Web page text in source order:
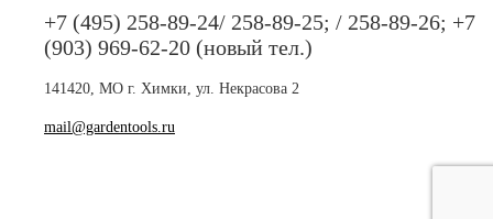
+7 (495) 258-89-24/ 258-89-25; / 258-89-26; +7
(903) 969-62-20 (новый тел.)
141420, МО г. Химки, ул. Некрасова 2
mail@gardentools.ru